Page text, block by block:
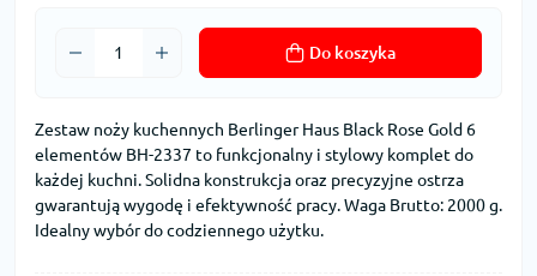
Do koszyka
Zestaw noży kuchennych Berlinger Haus Black Rose Gold 6
elementów BH-2337 to funkcjonalny i stylowy komplet do
każdej kuchni. Solidna konstrukcja oraz precyzyjne ostrza
gwarantują wygodę i efektywność pracy. Waga Brutto: 2000 g.
Idealny wybór do codziennego użytku.